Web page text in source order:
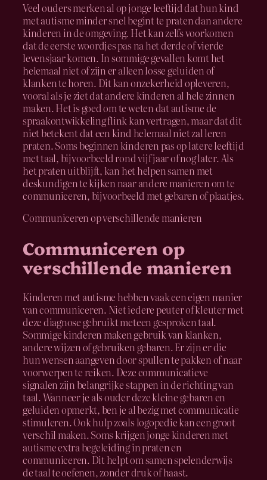
Veel ouders merken al op jonge leeftijd dat hun kind
met autisme minder snel begint te praten dan andere
kinderen in de omgeving. Het kan zelfs voorkomen
dat de eerste woordjes pas na het derde of vierde
levensjaar komen. In sommige gevallen komt het
helemaal niet of zijn er alleen losse geluiden of
klanken te horen. Dit kan onzekerheid opleveren,
vooral als je ziet dat andere kinderen al hele zinnen
maken. Het is goed om te weten dat autisme de
spraakontwikkeling flink kan vertragen, maar dat dit
niet betekent dat een kind helemaal niet zal leren
praten. Soms beginnen kinderen pas op latere leeftijd
met taal, bijvoorbeeld rond vijf jaar of nog later. Als
het praten uitblijft, kan het helpen samen met
deskundigen te kijken naar andere manieren om te
communiceren, bijvoorbeeld met gebaren of plaatjes.
Communiceren op verschillende manieren
Communiceren op
verschillende manieren
Kinderen met autisme hebben vaak een eigen manier
van communiceren. Niet iedere peuter of kleuter met
deze diagnose gebruikt meteen gesproken taal.
Sommige kinderen maken gebruik van klanken,
andere wijzen of gebruiken gebaren. Er zijn er die
hun wensen aangeven door spullen te pakken of naar
voorwerpen te reiken. Deze communicatieve
signalen zijn belangrijke stappen in de richting van
taal. Wanneer je als ouder deze kleine gebaren en
geluiden opmerkt, ben je al bezig met communicatie
stimuleren. Ook hulp zoals logopedie kan een groot
verschil maken. Soms krijgen jonge kinderen met
autisme extra begeleiding in praten en
communiceren. Dit helpt om samen spelenderwijs
de taal te oefenen, zonder druk of haast.